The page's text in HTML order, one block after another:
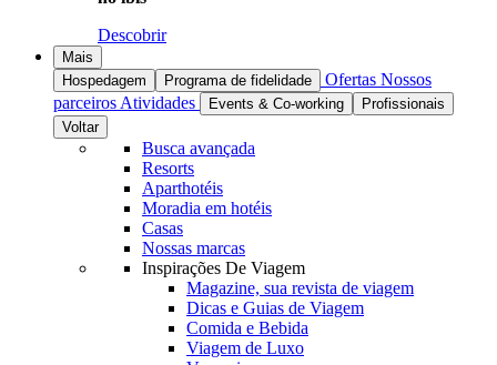
Descobrir
Mais
Hospedagem
Programa de fidelidade Ofertas Nossos
parceiros Atividades Events & Co-working
Profissionais
Voltar
Busca avançada
Resorts
Aparthotéis
Moradia em hotéis
Casas
Nossas marcas
Inspirações De Viagem
Magazine, sua revista de viagem
Dicas e Guias de Viagem
Comida e Bebida
Viagem de Luxo